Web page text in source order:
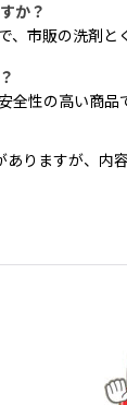
か？
市販の洗剤と
全性の高い商品
りますが、内